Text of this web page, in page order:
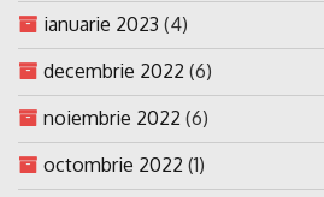
ianuarie 2023 (4)
decembrie 2022 (6)
noiembrie 2022 (6)
octombrie 2022 (1)